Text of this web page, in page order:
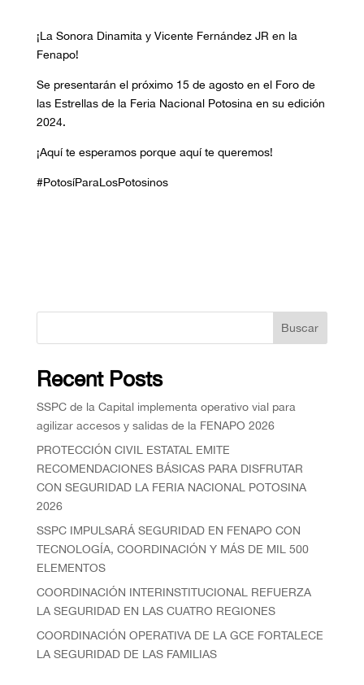
¡La Sonora Dinamita y Vicente Fernández JR en la
Fenapo!
Se presentarán el próximo 15 de agosto en el Foro de
las Estrellas de la Feria Nacional Potosina en su edición
2024.
¡Aquí te esperamos porque aquí te queremos!
#PotosíParaLosPotosinos
Buscar
Recent Posts
SSPC de la Capital implementa operativo vial para
agilizar accesos y salidas de la FENAPO 2026
PROTECCIÓN CIVIL ESTATAL EMITE
RECOMENDACIONES BÁSICAS PARA DISFRUTAR
CON SEGURIDAD LA FERIA NACIONAL POTOSINA
2026
SSPC IMPULSARÁ SEGURIDAD EN FENAPO CON
TECNOLOGÍA, COORDINACIÓN Y MÁS DE MIL 500
ELEMENTOS
COORDINACIÓN INTERINSTITUCIONAL REFUERZA
LA SEGURIDAD EN LAS CUATRO REGIONES
COORDINACIÓN OPERATIVA DE LA GCE FORTALECE
LA SEGURIDAD DE LAS FAMILIAS